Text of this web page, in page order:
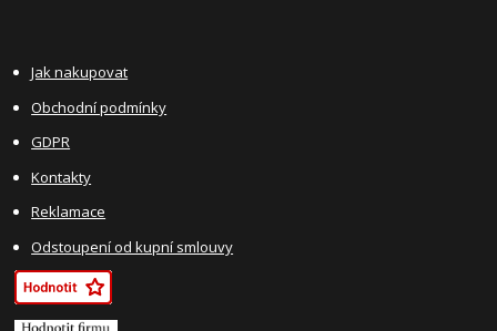
Jak nakupovat
Obchodní podmínky
GDPR
Kontakty
Reklamace
Odstoupení od kupní smlouvy